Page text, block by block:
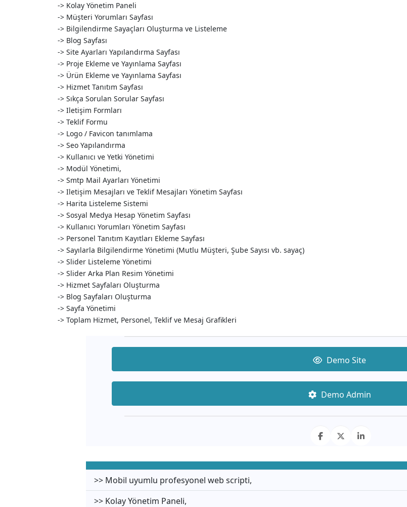
-> Kolay Yönetim Paneli
-> Müşteri Yorumları Sayfası
-> Bilgilendirme Sayaçları Oluşturma ve Listeleme
-> Blog Sayfası
-> Site Ayarları Yapılandırma Sayfası
-> Proje Ekleme ve Yayınlama Sayfası
-> Ürün Ekleme ve Yayınlama Sayfası
-> Hizmet Tanıtım Sayfası
-> Sıkça Sorulan Sorular Sayfası
-> Iletişim Formları
-> Teklif Formu
-> Logo / Favicon tanımlama
-> Seo Yapılandırma
-> Kullanıcı ve Yetki Yönetimi
-> Modül Yönetimi,
-> Smtp Mail Ayarları Yönetimi
-> Iletişim Mesajları ve Teklif Mesajları Yönetim Sayfası
-> Harita Listeleme Sistemi
-> Sosyal Medya Hesap Yönetim Sayfası
-> Kullanıcı Yorumları Yönetim Sayfası
-> Personel Tanıtım Kayıtları Ekleme Sayfası
-> Sayılarla Bilgilendirme Yönetimi (Mutlu Müşteri, Şube Sayısı vb. sayaç)
-> Slider Listeleme Yönetimi
-> Slider Arka Plan Resim Yönetimi
-> Hizmet Sayfaları Oluşturma
-> Blog Sayfaları Oluşturma
-> Sayfa Yönetimi
-> Toplam Hizmet, Personel, Teklif ve Mesaj Grafikleri
Demo Site
Demo Admin
>> Mobil uyumlu profesyonel web scripti,
>> Kolay Yönetim Paneli,